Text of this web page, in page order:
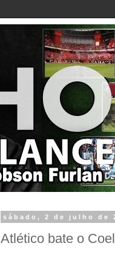
sábado, 2 de julho de
Atlético bate o